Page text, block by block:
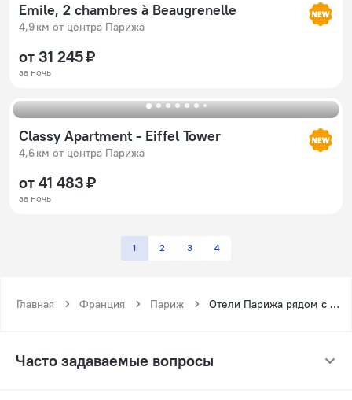
Emile, 2 chambres à Beaugrenelle
4,9 км от центра Парижа
от 31 245 ₽
за ночь
Classy Apartment - Eiffel Tower
4,6 км от центра Парижа
от 41 483 ₽
за ночь
1 2 3 4
Главная Франция Париж Отели Парижа рядом с метро Коммерс
Часто задаваемые вопросы